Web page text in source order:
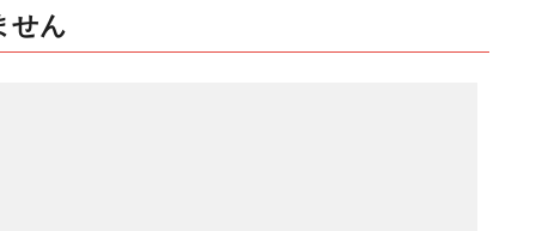
せん